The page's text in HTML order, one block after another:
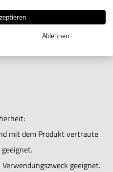
mit dem Produkt vertraute
geeignet.
Ablehnen